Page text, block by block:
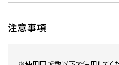
注意事項